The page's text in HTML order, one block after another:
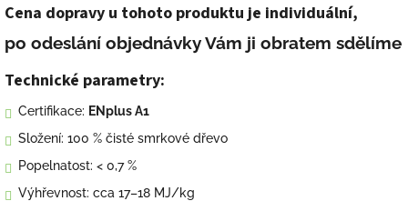
Cena dopravy u tohoto produktu je individuální,
po odeslání objednávky Vám ji obratem sdělíme
Technické parametry:
Certifikace: ENplus A1
Složení: 100 % čisté smrkové dřevo
Popelnatost: < 0,7 %
Výhřevnost: cca 17–18 MJ/kg